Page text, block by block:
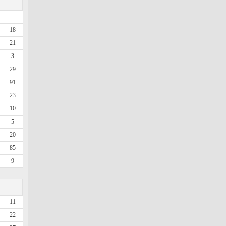
18
21
3
29
91
23
10
5
20
85
9
11
22